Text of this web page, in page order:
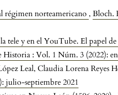
régimen norteamericano ,Bloch.
tele y en el YouTube. El papel
Historia : Vol. 1 Núm. 3 (2022):
Leal, Claudia Lorena Reyes
julio-septiembre 2021